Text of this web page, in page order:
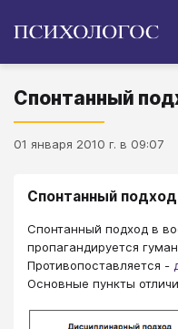
Спонтанный
01 января 2010 г. в 09:07
Спонтанный
Спонтанный подход в
пропагандируется
Противопоставляется -
Основные пункты